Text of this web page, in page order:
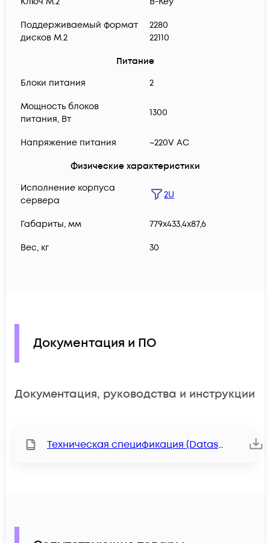
Поддерживаемый формат
дисков M.2
2280
22110
Питание
Блоки питания
2
Мощность блоков
питания, Вт
1300
Напряжение питания ~220V AC
Физические характеристики
Исполнение корпуса
сервера
2U
Габариты, мм 779х433,4х87,6
Вес, кг 30
Документация и ПО
Документация, руководства и инструкции
Техническая спецификация (Datasheet)